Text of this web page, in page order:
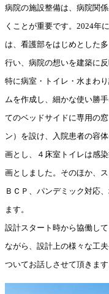
病院の施設整備は、病院関
くことが重要です。2024年
は、看護部をはじめとした
行い、病院の想いを建築に反
特に病室・トイレ・水まわ
ムを作成し、細かな使い勝
てのベッドサイドに専用の
ン）を設け、入院患者の容
画とし、４床室トイレは感
画としました。そのほか、
ＢＣＰ、パンデミック対応
ます。
設計スタート時から協働し
ながら、設計上の様々な工
ついてお話しさせて頂きます